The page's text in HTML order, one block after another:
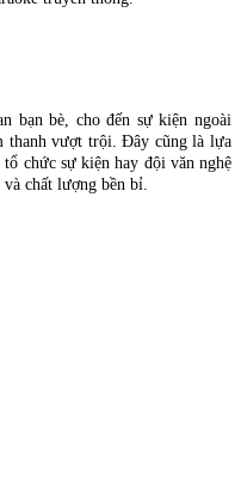
bạn bè, cho đến sự kiện ngoài
thanh vượt trội. Đây cũng là lựa
chức sự kiện hay đội văn nghệ
chất lượng bền bỉ.